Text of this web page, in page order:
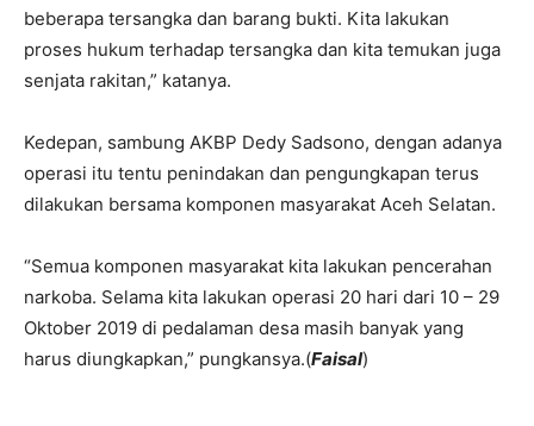
beberapa tersangka dan barang bukti. Kita lakukan
proses hukum terhadap tersangka dan kita temukan juga
senjata rakitan,” katanya.
Kedepan, sambung AKBP Dedy Sadsono, dengan adanya
operasi itu tentu penindakan dan pengungkapan terus
dilakukan bersama komponen masyarakat Aceh Selatan.
“Semua komponen masyarakat kita lakukan pencerahan
narkoba. Selama kita lakukan operasi 20 hari dari 10 – 29
Oktober 2019 di pedalaman desa masih banyak yang
harus diungkapkan,” pungkansya.(Faisal)